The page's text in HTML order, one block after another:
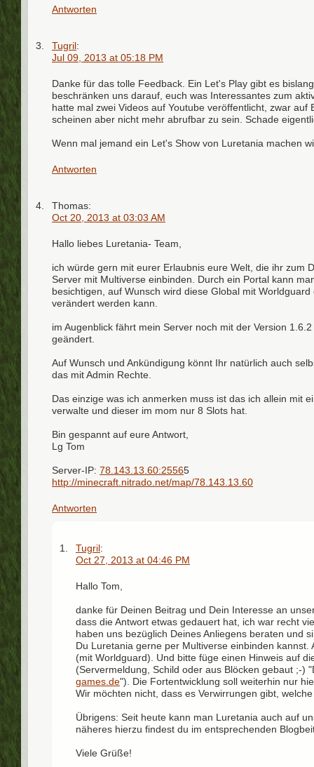
Antworten
Tugril:
Jul 09, 2013 at 05:18 PM
Danke für das tolle Feedback. Ein Let's Play gibt es
beschränken uns darauf, euch was Interessantes zum
hatte mal zwei Videos auf Youtube veröffentlicht, zwar auf
scheinen aber nicht mehr abrufbar zu sein. Schade
Wenn mal jemand ein Let's Show von Luretania machen
Antworten
Thomas:
Oct 20, 2013 at 03:03 AM
Hallo liebes Luretania- Team,
ich würde gern mit eurer Erlaubnis eure Welt, die ihr zum
Server mit Multiverse einbinden. Durch ein Portal kann
besichtigen, auf Wunsch wird diese Global mit
verändert werden kann.
im Augenblick fährt mein Server noch mit der Version
geändert.
Auf Wunsch und Ankündigung könnt Ihr natürlich auch
das mit Admin Rechte.
Das einzige was ich anmerken muss ist das ich allein mit
verwalte und dieser im mom nur 8 Slots hat.
Bin gespannt auf eure Antwort,
Lg Tom
Server-IP: 78.143.13.60:25565
http://minecraft.nitrado.net/map/78.143.13.60
Antworten
Tugril:
Oct 27, 2013 at 04:46 PM
Hallo Tom,
danke für Deinen Beitrag und Dein Interesse an
dass die Antwort etwas gedauert hat, ich war recht
haben uns bezüglich Deines Anliegens beraten und
Du Luretania gerne per Multiverse einbinden kannst.
(mit Worldguard).
Und bitte füge einen Hinweis auf
(Servermeldung, Schild oder aus Blöcken gebaut ;-)
games.de"). Die Fortentwicklung soll weiterhin nur
Wir möchten nicht, dass es Verwirrungen gibt,
Übrigens: Seit heute kann man Luretania auch auf
näheres hierzu findest du im entsprechenden
Viele Grüße!